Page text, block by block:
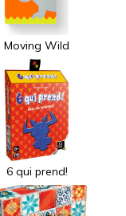
Moving Wild
6 qui prend!